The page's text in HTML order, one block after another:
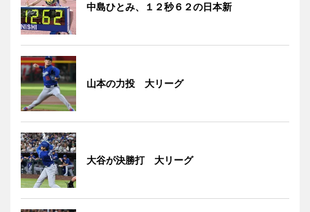
中島ひとみ、１２秒６２の日本新
山本の力投 大リーグ
大谷が決勝打 大リーグ